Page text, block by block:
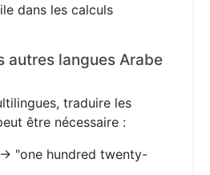
dans les calculs
autres langues Arabe
traduire les
être nécessaire :
"one hundred twenty-